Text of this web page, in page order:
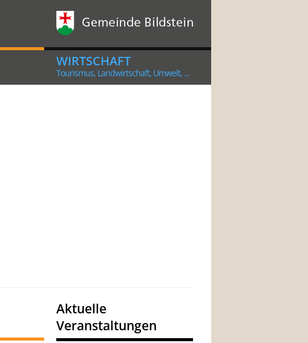
WIRTSCHAFT
Tourismus, Landwirtschaft, Umwelt, ...
Aktuelle
Veranstaltungen